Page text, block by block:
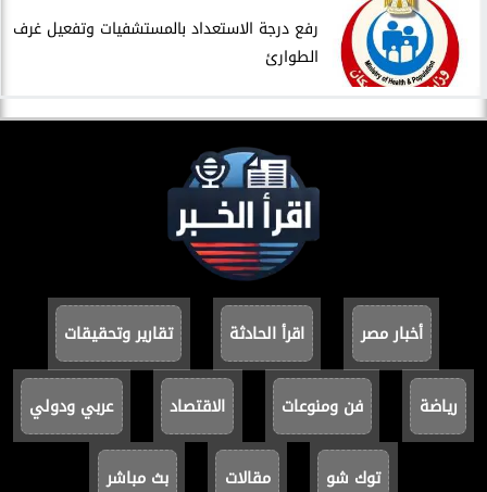
​رفع درجة الاستعداد بالمستشفيات وتفعيل غرف
الطوارئ
أخبار مصر اقرأ الحادثة تقارير وتحقيقات
رياضة فن ومنوعات الاقتصاد عربي ودولي
توك شو مقالات بث مباشر